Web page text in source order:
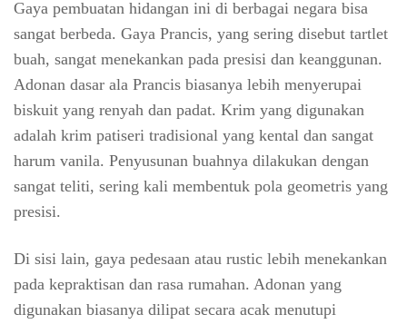
Gaya pembuatan hidangan ini di berbagai negara bisa
sangat berbeda. Gaya Prancis, yang sering disebut tartlet
buah, sangat menekankan pada presisi dan keanggunan.
Adonan dasar ala Prancis biasanya lebih menyerupai
biskuit yang renyah dan padat. Krim yang digunakan
adalah krim patiseri tradisional yang kental dan sangat
harum vanila. Penyusunan buahnya dilakukan dengan
sangat teliti, sering kali membentuk pola geometris yang
presisi.
Di sisi lain, gaya pedesaan atau rustic lebih menekankan
pada kepraktisan dan rasa rumahan. Adonan yang
digunakan biasanya dilipat secara acak menutupi